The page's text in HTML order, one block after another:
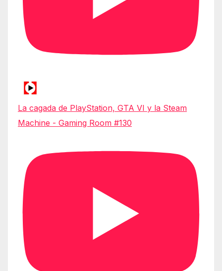
La cagada de PlayStation, GTA VI y la Steam
Machine - Gaming Room #130